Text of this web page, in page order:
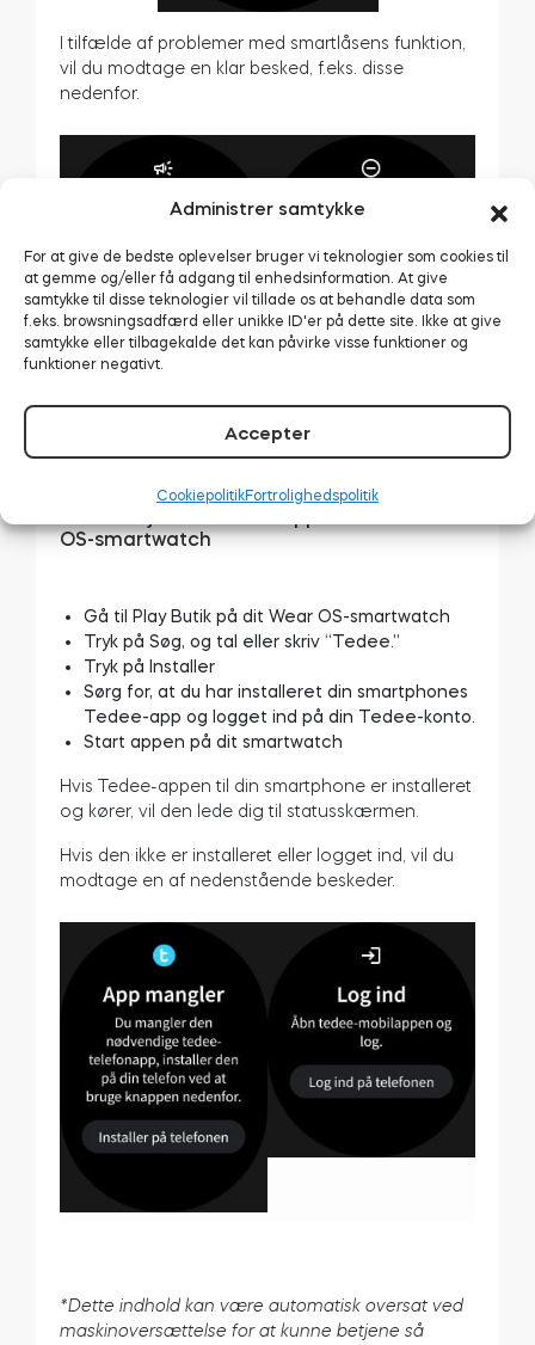
Administrer samtykke
For at give de bedste oplevelser bruger vi teknologier som cookies til
at gemme og/eller få adgang til enhedsinformation. At give
samtykke til disse teknologier vil tillade os at behandle data som
f.eks. browsningsadfærd eller unikke ID'er på dette site. Ikke at give
samtykke eller tilbagekalde det kan påvirke visse funktioner og
funktioner negativt.
Accepter
CookiepolitikFortrolighedspolitik
I tilfælde af problemer med smartlåsens funktion,
vil du modtage en klar besked, f.eks. disse
nedenfor.
OS-smartwatch
Gå til Play Butik på dit Wear OS-smartwatch
Tryk på Søg, og tal eller skriv “Tedee.”
Tryk på Installer
Sørg for, at du har installeret din smartphones
Tedee-app og logget ind på din Tedee-konto.
Start appen på dit smartwatch
Hvis Tedee-appen til din smartphone er installeret
og kører, vil den lede dig til statusskærmen.
Hvis den ikke er installeret eller logget ind, vil du
modtage en af nedenstående beskeder.
*Dette indhold kan være automatisk oversat ved
maskinoversættelse for at kunne betjene så